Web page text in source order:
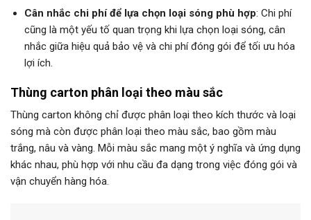
Cân nhắc chi phí để lựa chọn loại sóng phù hợp: Chi phí
cũng là một yếu tố quan trọng khi lựa chọn loại sóng, cân
nhắc giữa hiệu quả bảo vệ và chi phí đóng gói để tối ưu hóa
lợi ích.
Thùng carton phân loại theo màu sắc
Thùng carton không chỉ được phân loại theo kích thước và loại
sóng mà còn được phân loại theo màu sắc, bao gồm màu
trắng, nâu và vàng. Mỗi màu sắc mang một ý nghĩa và ứng dụng
khác nhau, phù hợp với nhu cầu đa dạng trong việc đóng gói và
vận chuyển hàng hóa.